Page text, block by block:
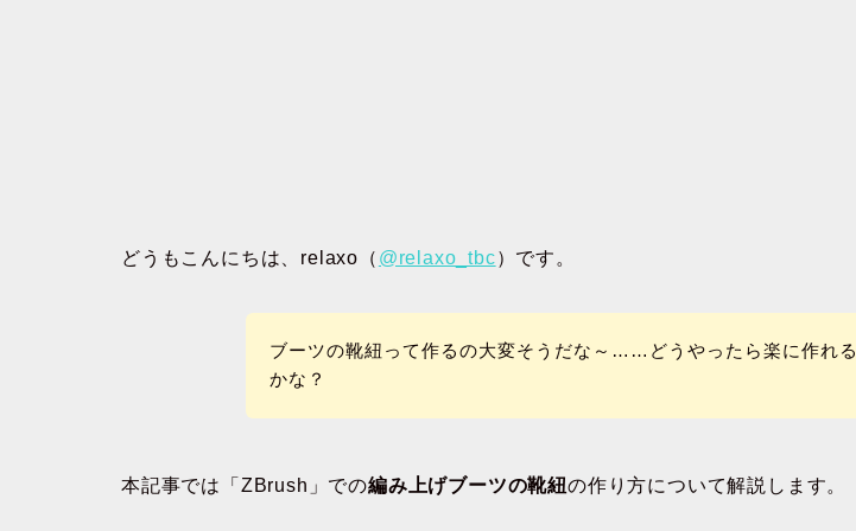
どうもこんにちは、relaxo（ @relaxo_tbc）です。
ブーツの靴紐って作るの大変そうだな～……どうやったら楽に作れる
かな？
本記事では「ZBrush」での編み上げブーツの靴紐の作り方について解説します。